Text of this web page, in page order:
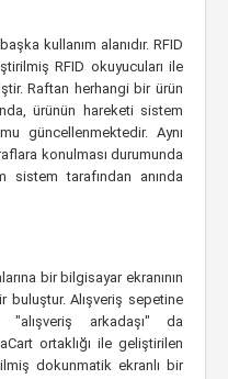
kullanım alanıdır. RFID
RFID okuyucuları ile
Raftan herhangi bir ürün
ürünün hareketi sistem
güncellenmektedir. Aynı
konulması durumunda
tarafından anında
bir bilgisayar ekranının
buluştur. Alışveriş sepetine
arkadaşı" da
ortaklığı ile geliştirilen
dokunmatik ekranlı bir